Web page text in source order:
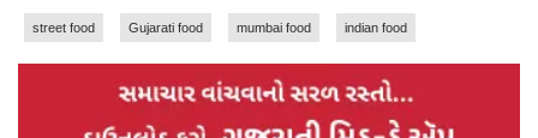
street food Gujarati food mumbai food indian food